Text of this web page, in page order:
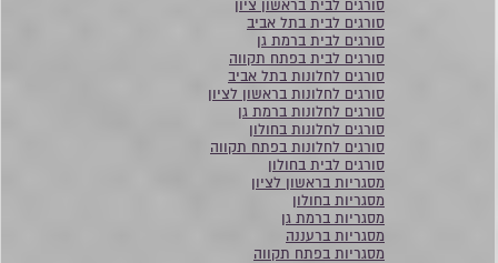
סורגים לבית בראשון ציון
סורגים לבית בתל אביב
סורגים לבית ברמת גן
סורגים לבית בפתח תקווה
סורגים לחלונות בתל אביב
סורגים לחלונות בראשון לציון
סורגים לחלונות ברמת גן
סורגים לחלונות בחולון
סורגים לחלונות בפתח תקווה
סורגים לבית בחולון
מסגריות בראשון לציון
מסגריות בחולון
מסגריות ברמת גן
מסגריות ברעננה
מסגריות בפתח תקווה